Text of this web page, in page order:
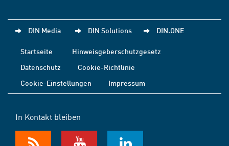
DIN Media DIN Solutions DIN.ONE
Startseite
Hinweisgeberschutzgesetz
Datenschutz
Cookie-Richtlinie
Cookie-Einstellungen
Impressum
In Kontakt bleiben